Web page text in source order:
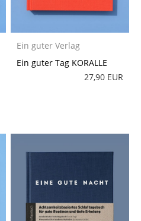
Ein guter Verlag
Ein guter Tag KORALLE
27,90 EUR